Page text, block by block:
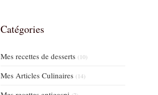
Catégories
Mes recettes de desserts (10)
Mes Articles Culinaires (14)